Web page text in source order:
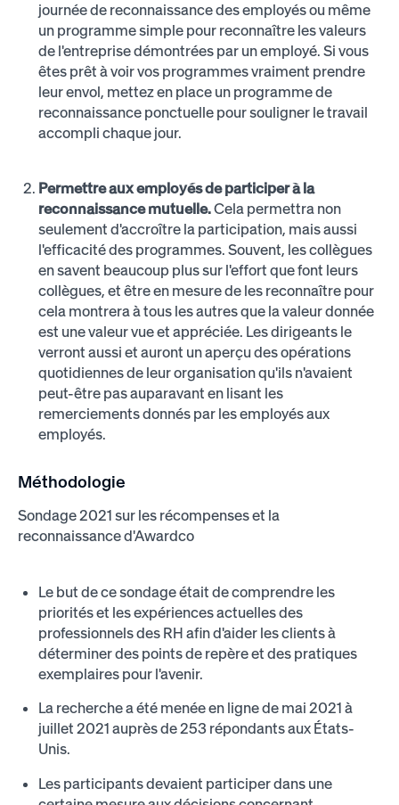
journée de reconnaissance des employés ou même
un programme simple pour reconnaître les valeurs
de l'entreprise démontrées par un employé. Si vous
êtes prêt à voir vos programmes vraiment prendre
leur envol, mettez en place un programme de
reconnaissance ponctuelle pour souligner le travail
accompli chaque jour.
Permettre aux employés de participer à la
reconnaissance mutuelle.Cela permettra non
seulement d'accroître la participation, mais aussi
l'efficacité des programmes. Souvent, les collègues
en savent beaucoup plus sur l'effort que font leurs
collègues, et être en mesure de les reconnaître pour
cela montrera à tous les autres que la valeur donnée
est une valeur vue et appréciée. Les dirigeants le
verront aussi et auront un aperçu des opérations
quotidiennes de leur organisation qu'ils n'avaient
peut-être pas auparavant en lisant les
remerciements donnés par les employés aux
employés.
Méthodologie
Sondage 2021 sur les récompenses et la
reconnaissance d'Awardco
Le but de ce sondage était de comprendre les
priorités et les expériences actuelles des
professionnels des RH afin d'aider les clients à
déterminer des points de repère et des pratiques
exemplaires pour l'avenir.
La recherche a été menée en ligne de mai 2021 à
juillet 2021 auprès de 253 répondants aux États-
Unis.
Les participants devaient participer dans une